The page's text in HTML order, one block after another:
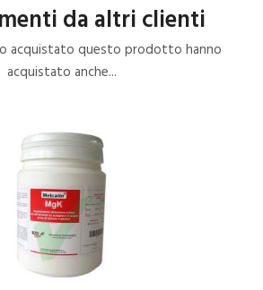
da altri clienti
acquistato questo prodotto hanno
acquistato anche...